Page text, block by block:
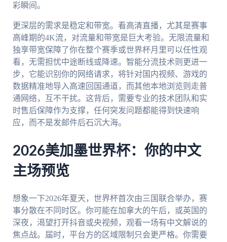
彩瞬间。
更深层的需求是稳定和带宽。看高清直播，尤其是赛事
高峰期的4K流，对流量和带宽是巨大考验。无限流量和
独享带宽保障了你在整个赛季或世界杯月里可以任性观
看，无需担忧中途断线或降速。智能分流技术则更进一
步，它能识别你的网络请求，将针对国内视频、游戏的
数据精准地导入高速回国通道，而其他本地浏览则走普
通网络，互不干扰。这背后，需要专业的技术团队和实
时售后保障作为支撑，任何突发问题都能得到快速响
应，而不是发邮件后石沉大海。
2026美加墨世界杯：你的中文
主场预览
想象一下2026年夏天，世界杯首次由三国联合举办，赛
事分散在不同时区。你可能在加拿大的午后，或英国的
深夜，渴望打开抖音或央视频，观看一场有中文解说的
焦点战。届时，平台方的区域限制只会更严格。你需要